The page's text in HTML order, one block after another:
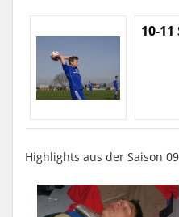
10-
Highlights aus der Saison